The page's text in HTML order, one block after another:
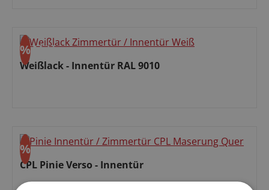
Rabatt
%Aktion
Weißlack - Innentür RAL 9010
Rabatt
%
CPL Pinie Verso - Innentür